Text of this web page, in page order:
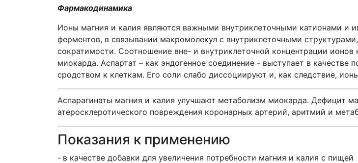
Фармакодинамика
Ионы магния и калия являются важными внутриклеточными катионами и
ферментов, в связывании макромолекул с внутриклеточными
сократимости. Соотношение вне- и внутриклеточной концентрации ионов
миокарда. Аспартат – как эндогенное соединение - выступает в
сродством к клеткам. Его соли слабо диссоциируют и, как следствие,
Аспарагинаты магния и калия улучшают метаболизм миокарда. Дефицит
атеросклеротического повреждения коронарных артерий, аритмий и
Показания к применению
- в качестве добавки для увеличения потребности магния и калия с пищей